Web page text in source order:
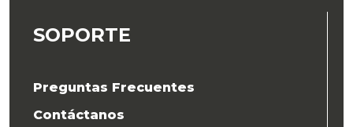
SOPORTE
Preguntas Frecuentes
Contáctanos